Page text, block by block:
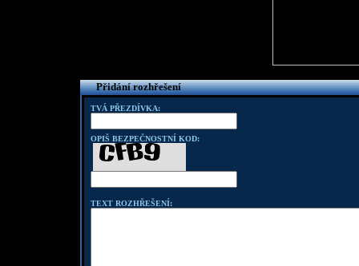
Přidání rozhřešení
TVÁ PŘEZDÍVKA:
OPIŠ BEZPEČNOSTNÍ KOD:
TEXT ROZHŘEŠENÍ: